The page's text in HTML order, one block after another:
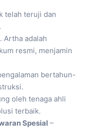
telah teruji dan
Artha adalah
resmi, menjamin
bertahun-
oleh tenaga ahli
terbaik.
Spesial –